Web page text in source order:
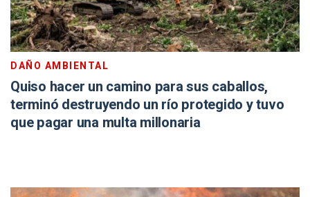
DAÑO AMBIENTAL
Quiso hacer un camino para sus caballos,
terminó destruyendo un río protegido y tuvo
que pagar una multa millonaria